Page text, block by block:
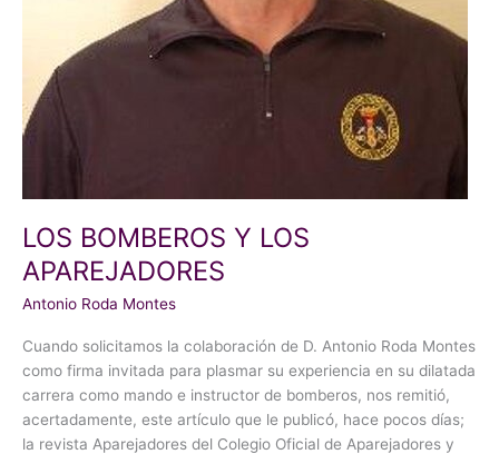
LOS BOMBEROS Y LOS
APAREJADORES
Antonio Roda Montes
Cuando solicitamos la colaboración de D. Antonio Roda Montes
como firma invitada para plasmar su experiencia en su dilatada
carrera como mando e instructor de bomberos, nos remitió,
acertadamente, este artículo que le publicó, hace pocos días;
la revista Aparejadores del Colegio Oficial de Aparejadores y